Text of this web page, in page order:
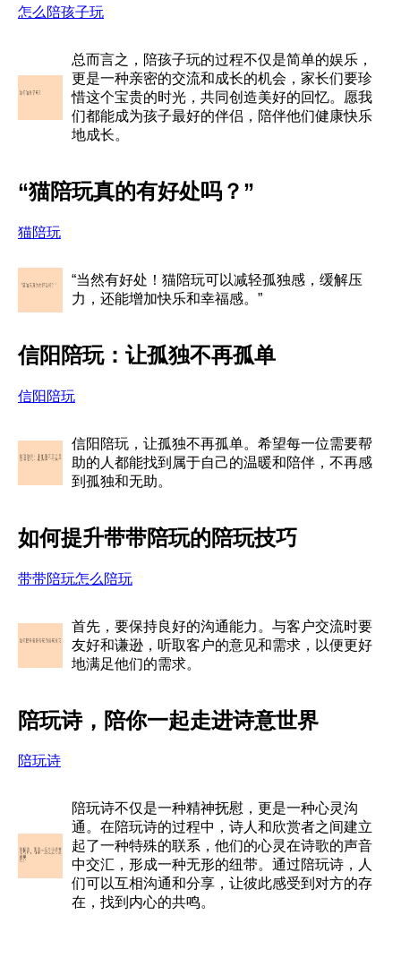
怎么陪孩子玩
总而言之，陪孩子玩的过程不仅是简单的娱乐，
更是一种亲密的交流和成长的机会，家长们要珍
惜这个宝贵的时光，共同创造美好的回忆。愿我
们都能成为孩子最好的伴侣，陪伴他们健康快乐
地成长。
“猫陪玩真的有好处吗？”
猫陪玩
“当然有好处！猫陪玩可以减轻孤独感，缓解压
力，还能增加快乐和幸福感。”
信阳陪玩：让孤独不再孤单
信阳陪玩
信阳陪玩，让孤独不再孤单。希望每一位需要帮
助的人都能找到属于自己的温暖和陪伴，不再感
到孤独和无助。
如何提升带带陪玩的陪玩技巧
带带陪玩怎么陪玩
首先，要保持良好的沟通能力。与客户交流时要
友好和谦逊，听取客户的意见和需求，以便更好
地满足他们的需求。
陪玩诗，陪你一起走进诗意世界
陪玩诗
陪玩诗不仅是一种精神抚慰，更是一种心灵沟
通。在陪玩诗的过程中，诗人和欣赏者之间建立
起了一种特殊的联系，他们的心灵在诗歌的声音
中交汇，形成一种无形的纽带。通过陪玩诗，人
们可以互相沟通和分享，让彼此感受到对方的存
在，找到内心的共鸣。